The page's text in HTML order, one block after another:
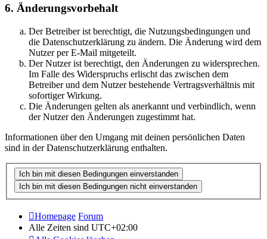
6. Änderungsvorbehalt
Der Betreiber ist berechtigt, die Nutzungsbedingungen und
die Datenschutzerklärung zu ändern. Die Änderung wird dem
Nutzer per E-Mail mitgeteilt.
Der Nutzer ist berechtigt, den Änderungen zu widersprechen.
Im Falle des Widerspruchs erlischt das zwischen dem
Betreiber und dem Nutzer bestehende Vertragsverhältnis mit
sofortiger Wirkung.
Die Änderungen gelten als anerkannt und verbindlich, wenn
der Nutzer den Änderungen zugestimmt hat.
Informationen über den Umgang mit deinen persönlichen Daten
sind in der Datenschutzerklärung enthalten.
Homepage Forum
Alle Zeiten sind UTC+02:00